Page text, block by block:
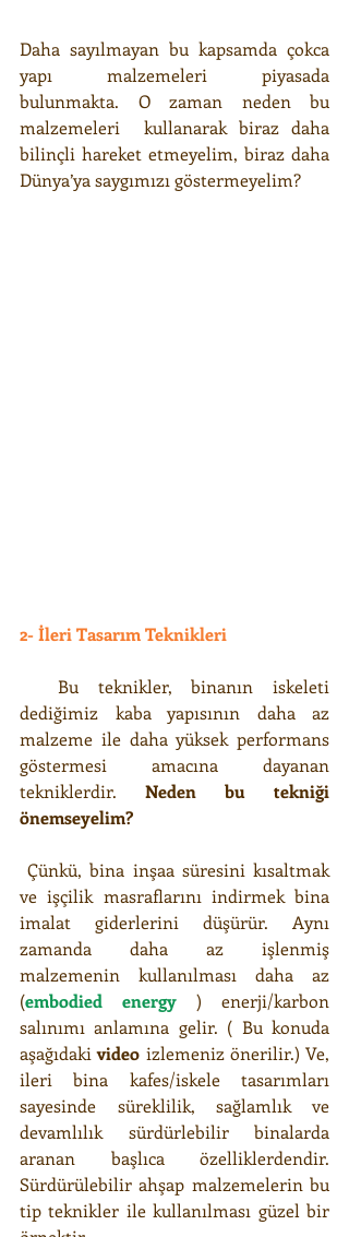
Daha sayılmayan bu kapsamda çokca
yapı malzemeleri piyasada
bulunmakta. O zaman neden bu
malzemeleri  kullanarak biraz daha
bilinçli hareket etmeyelim, biraz daha
Dünya’ya saygımızı göstermeyelim?
2- İleri Tasarım Teknikleri
dediğimiz kaba yapısının daha az
malzeme ile daha yüksek performans
göstermesi amacına dayanan
tekniklerdir. Neden bu tekniği
önemseyelim?
Çünkü, bina inşaa süresini kısaltmak
ve işçilik masraflarını indirmek bina
imalat giderlerini düşürür. Aynı
zamanda daha az işlenmiş
malzemenin kullanılması daha az
(embodied energy ) enerji/karbon
salınımı anlamına gelir. ( Bu konuda
aşağıdaki video izlemeniz önerilir.) Ve,
ileri bina kafes/iskele tasarımları
sayesinde süreklilik, sağlamlık ve
devamlılık sürdürlebilir binalarda
aranan başlıca özelliklerdendir.
Sürdürülebilir ahşap malzemelerin bu
tip teknikler ile kullanılması güzel bir